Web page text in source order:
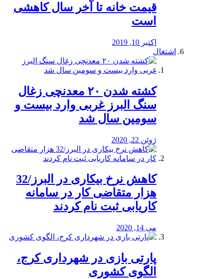
قیمت خانه تا آخر سال کاهشی
است
اکتبر 10, 2019
اشتغال
کشته شدن ۲۰ معدنچی زغال
سنگ البرز غربی وارد بیست و
سومین سال شد
ژوئن 22, 2020
کاهش نرخ بیکاری در البرز/32
هزار متقاضی کار در سامانه
کاریابی ثبت نام کردند
می 14, 2020
پارتی بازی در شهرداری کرج،
الگوی کشوری